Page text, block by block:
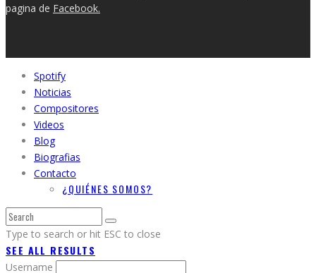
pagina de Facebook.
Spotify
Noticias
Compositores
Videos
Blog
Biografias
Contacto
¿QUIÉNES SOMOS?
Type to search or hit ESC to close
SEE ALL RESULTS
Username